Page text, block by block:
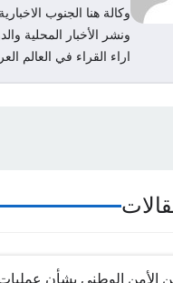
وكالة هنا الجنوب
ونشر الأخبار المحلية
اراء القراء في العالم
الأمن الوطني بشأن عمليات